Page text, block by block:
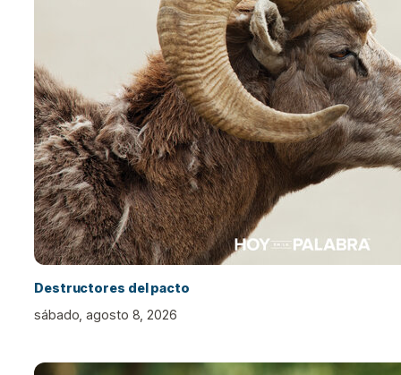
Destructores del pacto
sábado, agosto 8, 2026